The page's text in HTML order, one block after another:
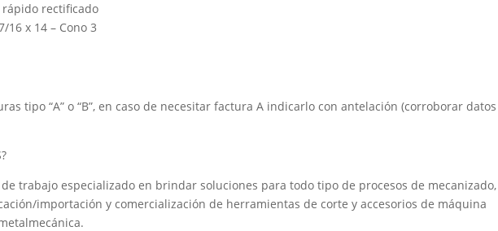
rectificado
16 x 14 – Cono 3
tipo “A” o “B”, en caso de necesitar factura A indicarlo con antelación (corroborar datos
trabajo especializado en brindar soluciones para todo tipo de procesos de mecanizado,
importación y comercialización de herramientas de corte y accesorios de máquina